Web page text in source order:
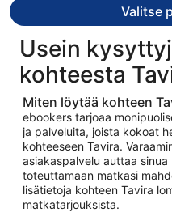
Valitse
Usein
kohteesta
Miten löytää kohteen
ebookers tarjoaa
ja palveluita, joista kokoat
kohteeseen Tavira.
asiakaspalvelu auttaa
toteuttamaan matkasi
lisätietoja kohteen Tavira
matkatarjouksista.